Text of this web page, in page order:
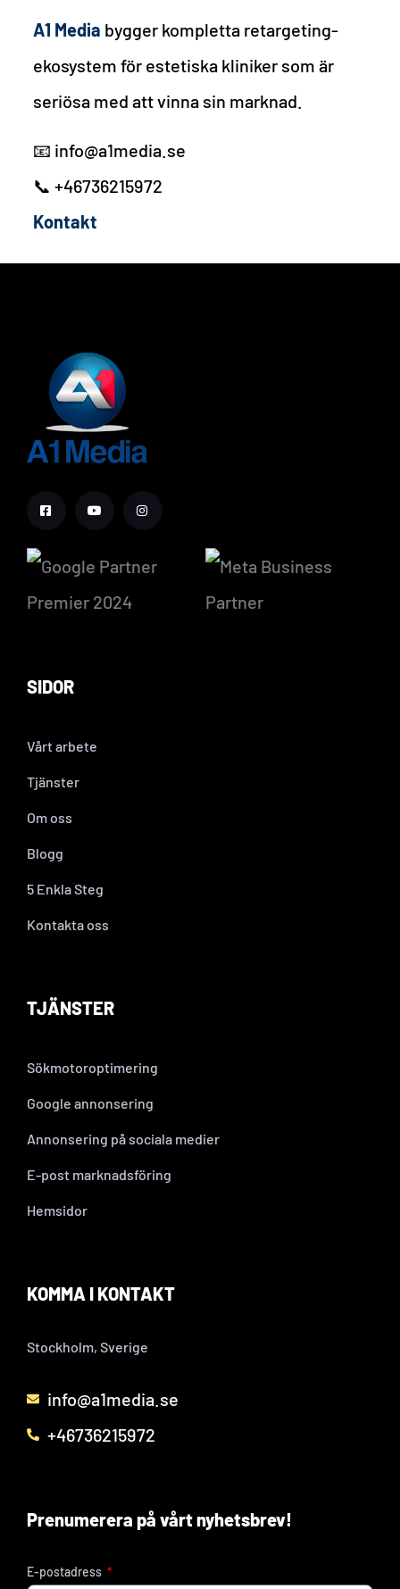
A1 Media bygger kompletta retargeting-
ekosystem för estetiska kliniker som är
seriösa med att vinna sin marknad.
📧 info@a1media.se
📞 +46736215972
Kontakt
SIDOR
Vårt arbete
Tjänster
Om oss
Blogg
5 Enkla Steg
Kontakta oss
TJÄNSTER
Sökmotoroptimering
Google annonsering
Annonsering på sociala medier
E-post marknadsföring
Hemsidor
KOMMA I KONTAKT
Stockholm, Sverige
info@a1media.se
+46736215972
Prenumerera på vårt nyhetsbrev!
E-postadress